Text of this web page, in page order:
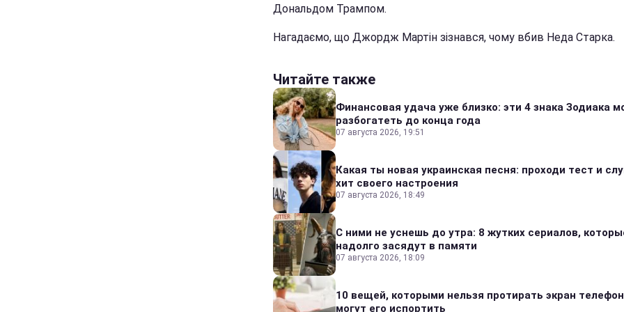
Дональдом Трампом.
Нагадаємо, що Джордж Мартін зізнався, чому вбив Неда Старка.
Читайте также
Финансовая удача уже близко: эти 4 знака Зодиака
разбогатеть до конца года
07 августа 2026, 19:51
Какая ты новая украинская песня: проходи тест и
хит своего настроения
07 августа 2026, 18:49
С ними не уснешь до утра: 8 жутких сериалов,
надолго засядут в памяти
07 августа 2026, 18:09
10 вещей, которыми нельзя протирать экран
могут его испортить